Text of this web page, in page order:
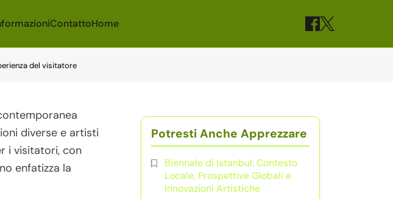
ContattoHome
del visitatore
diverse e artisti
i visitatori, con
enfatizza la
Potresti Anche Apprezzare
Biennale di Istanbul: Contesto
Locale, Prospettive Globali e
Innovazioni Artistiche